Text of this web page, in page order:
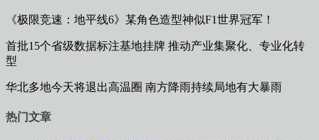
《极限竞速：地平线6》某角色造型神似F1世界冠军！
首批15个省级数据标注基地挂牌 推动产业集聚化、专业化转
型
华北多地今天将退出高温圈 南方降雨持续局地有大暴雨
热门文章